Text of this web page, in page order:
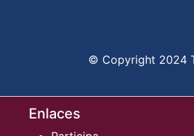
© Copyright 2024
Enlaces